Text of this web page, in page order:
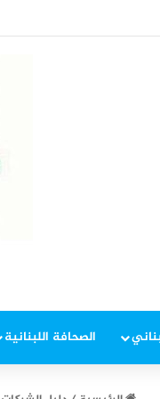
عنها شيئاً؟
الصحافة اللبنانية